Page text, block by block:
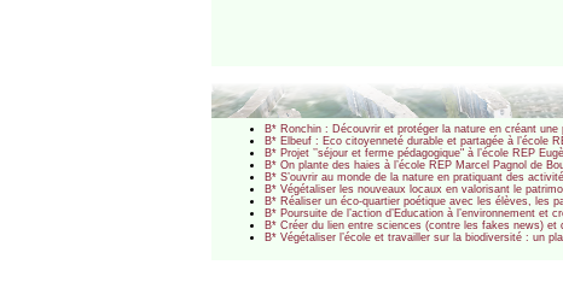
B* Ronchin : Découvrir et protéger la nature en créant
B* Elbeuf : Eco citoyenneté durable et partagée à l’école
B* Projet ’’séjour et ferme pédagogique" à l’école REP
B* On plante des haies à l’école REP Marcel Pagnol de
B* S’ouvrir au monde de la nature en pratiquant des
B* Végétaliser les nouveaux locaux en valorisant le
B* Réaliser un éco-quartier poétique avec les élèves, les
B* Poursuite de l’action d’Education à l’environnement
B* Créer du lien entre sciences (contre les fakes news)
B* Végétaliser l’école et travailler sur la biodiversité : un